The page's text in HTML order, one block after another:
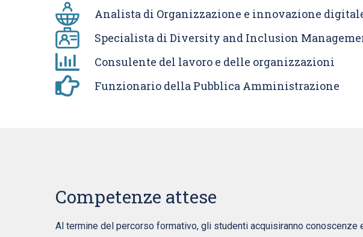
Analista di Organizzazione e innovazione
Specialista di Diversity and Inclusion
Consulente del lavoro e delle organizzazioni
Funzionario della Pubblica Amministrazione
Competenze attese
Al termine del percorso formativo, gli studenti acquisiranno conoscenze